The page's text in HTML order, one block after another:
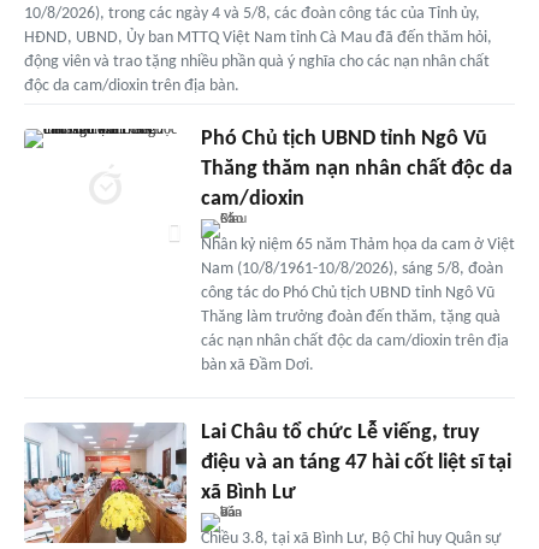
10/8/2026), trong các ngày 4 và 5/8, các đoàn công tác của Tỉnh ủy,
HĐND, UBND, Ủy ban MTTQ Việt Nam tỉnh Cà Mau đã đến thăm hỏi,
động viên và trao tặng nhiều phần quà ý nghĩa cho các nạn nhân chất
độc da cam/dioxin trên địa bàn.
Phó Chủ tịch UBND tỉnh Ngô Vũ
Thăng thăm nạn nhân chất độc da
cam/dioxin
Nhân kỷ niệm 65 năm Thảm họa da cam ở Việt
Nam (10/8/1961-10/8/2026), sáng 5/8, đoàn
công tác do Phó Chủ tịch UBND tỉnh Ngô Vũ
Thăng làm trưởng đoàn đến thăm, tặng quà
các nạn nhân chất độc da cam/dioxin trên địa
bàn xã Đầm Dơi.
Lai Châu tổ chức Lễ viếng, truy
điệu và an táng 47 hài cốt liệt sĩ tại
xã Bình Lư
Chiều 3.8, tại xã Bình Lư, Bộ Chỉ huy Quân sự